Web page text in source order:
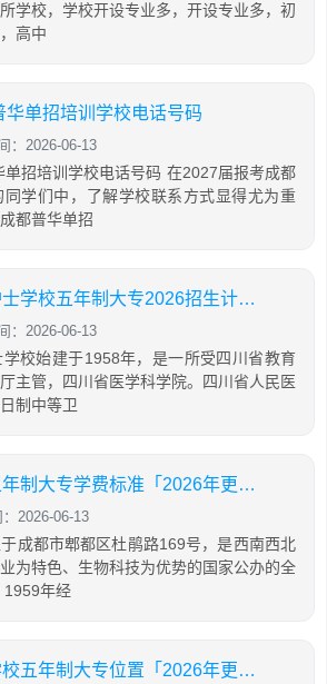
学校，学校开设专业多，开设专业多，初
高中
华单招培训学校电话号码
：2026-06-13
招培训学校电话号码 在2027届报考成都
学们中，了解学校联系方式显得尤为重
都普华单招
四川省人民医院护士学校五年制大专2026招生计划「2026年更新」
：2026-06-13
校始建于1958年，是一所受四川省教育
主管，四川省医学科学院。四川省人民医
制中等卫
四川省水产学校五年制大专学费标准「2026年更新」
2026-06-13
成都市郫都区杜鹃路169号，是西南西北
为特色、生物科技为优势的国家公办的全
1959年经
成都市铁路卫生学校五年制大专位置「2026年更新」